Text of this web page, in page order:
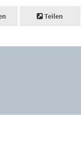
Teilen